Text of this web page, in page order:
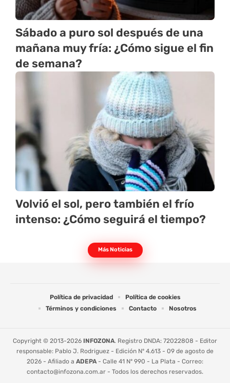
Sábado a puro sol después de una
mañana muy fría: ¿Cómo sigue el fin
de semana?
Volvió el sol, pero también el frío
intenso: ¿Cómo seguirá el tiempo?
Más Noticias
Política de privacidad
Política de cookies
Términos y condiciones
Contacto Nosotros
Copyright © 2013-2026 INFOZONA. Registro DNDA: 72022808 - Editor
responsable: Pablo J. Rodriguez - Edición Nº 4.613 - 09 de agosto de
2026 - Afiliado a ADEPA - Calle 41 Nº 990 - La Plata - Correo:
contacto@infozona.com.ar - Todos los derechos reservados.